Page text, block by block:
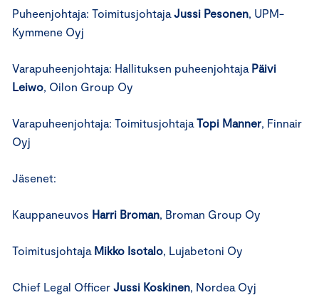
Puheenjohtaja: Toimitusjohtaja Jussi Pesonen, UPM-
Kymmene Oyj
Varapuheenjohtaja: Hallituksen puheenjohtaja Päivi
Leiwo, Oilon Group Oy
Varapuheenjohtaja: Toimitusjohtaja Topi Manner, Finnair
Oyj
Jäsenet:
Kauppaneuvos Harri Broman, Broman Group Oy
Toimitusjohtaja Mikko Isotalo, Lujabetoni Oy
Chief Legal Officer Jussi Koskinen, Nordea Oyj